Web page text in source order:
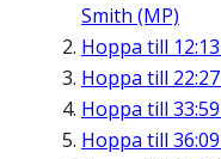
Smith (MP)
Hoppa till 12:13
Hoppa till 22:27
Hoppa till 33:59
Hoppa till 36:09